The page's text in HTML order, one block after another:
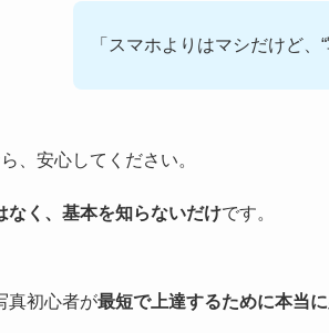
「スマホよりはマシだけど、
、安心してください。
なく、基本を知らないだけです。
真初心者が最短で上達するために本当